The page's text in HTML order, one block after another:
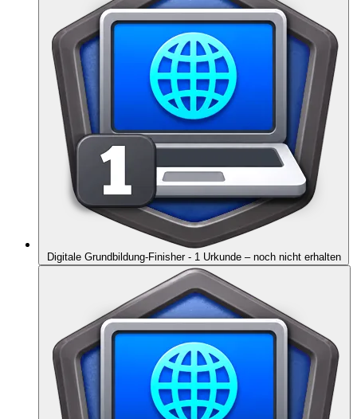
Digitale Grundbildung-Finisher - 1 Urkunde – noch nicht erhalten